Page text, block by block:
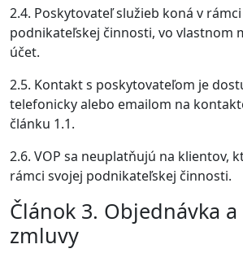
2.4. Poskytovateľ služieb koná v
podnikateľskej činnosti, vo vlastnom
účet.
2.5. Kontakt s poskytovateľom je
telefonicky alebo emailom na
článku 1.1.
2.6. VOP sa neuplatňujú na klientov,
rámci svojej podnikateľskej činnosti.
Článok 3. Objednávka
zmluvy